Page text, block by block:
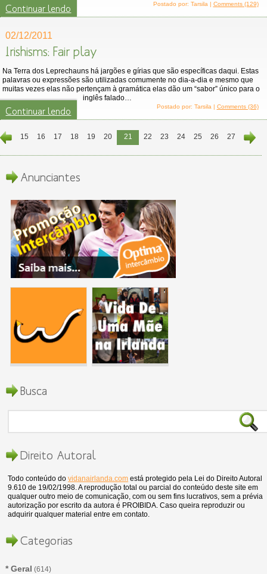
Continuar lendo Postado por: Tarsila | Comments (129)
02/12/2011
Irishisms: Fair play
Na Terra dos Leprechauns há jargões e gírias que são específicas daqui. Estas
palavras ou expressões são utilizadas comumente no dia-a-dia e mesmo que
muitas vezes elas não pertençam à gramática elas dão um “sabor” único para o
inglês falado…
Continuar lendo Postado por: Tarsila | Comments (36)
15 16 17 18 19 20 21 22 23 24 25 26 27
Anunciantes
Busca
Direito Autoral
Todo conteúdo dovidanairlanda.com está protegido pela Lei do Direito Autoral
9.610 de 19/02/1998. A reprodução total ou parcial do conteúdo deste site em
qualquer outro meio de comunicação, com ou sem fins lucrativos, sem a prévia
autorização por escrito da autora é PROIBIDA. Caso queira reproduzir ou
adquirir qualquer material entre em contato.
Categorias
* Geral (614)